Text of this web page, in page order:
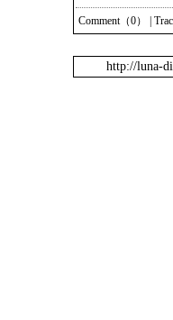
Comment（0）
http://luna-